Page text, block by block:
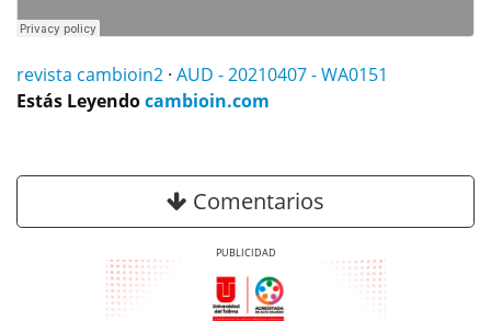
revista cambioin2 · AUD - 20210407 - WA0151
Estás Leyendocambioin.com
Comentarios